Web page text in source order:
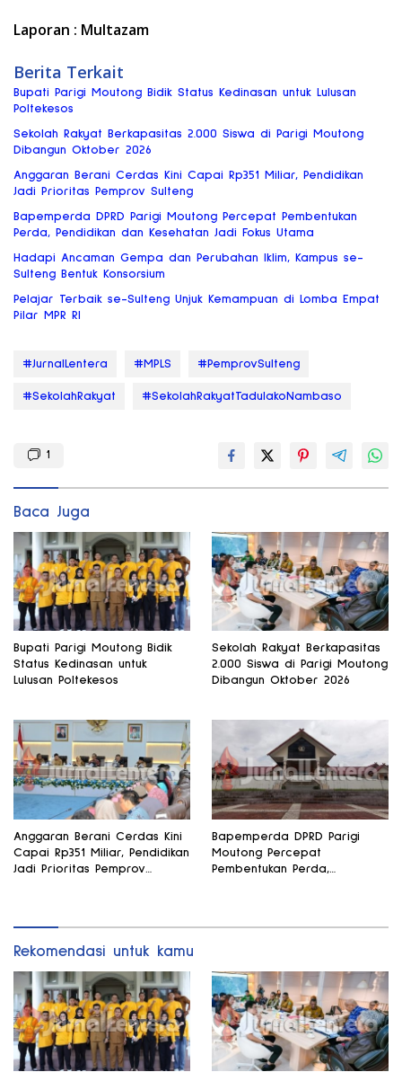
Laporan : Multazam
Berita Terkait
Bupati Parigi Moutong Bidik Status Kedinasan untuk Lulusan
Poltekesos
Sekolah Rakyat Berkapasitas 2.000 Siswa di Parigi Moutong
Dibangun Oktober 2026
Anggaran Berani Cerdas Kini Capai Rp351 Miliar, Pendidikan
Jadi Prioritas Pemprov Sulteng
Bapemperda DPRD Parigi Moutong Percepat Pembentukan
Perda, Pendidikan dan Kesehatan Jadi Fokus Utama
Hadapi Ancaman Gempa dan Perubahan Iklim, Kampus se-
Sulteng Bentuk Konsorsium
Pelajar Terbaik se-Sulteng Unjuk Kemampuan di Lomba Empat
Pilar MPR RI
#JurnalLentera #MPLS #PemprovSulteng
#SekolahRakyat #SekolahRakyatTadulakoNambaso
1
Baca Juga
Bupati Parigi Moutong Bidik
Status Kedinasan untuk
Lulusan Poltekesos
Sekolah Rakyat Berkapasitas
2.000 Siswa di Parigi Moutong
Dibangun Oktober 2026
Anggaran Berani Cerdas Kini
Capai Rp351 Miliar, Pendidikan
Jadi Prioritas Pemprov
Bapemperda DPRD Parigi
Moutong Percepat
Pembentukan Perda,
Rekomendasi untuk kamu